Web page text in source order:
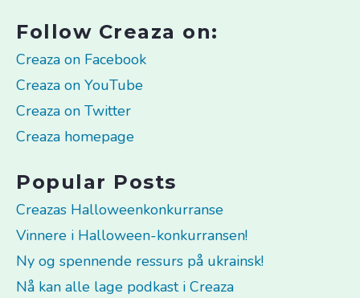
Follow Creaza on:
Creaza on Facebook
Creaza on YouTube
Creaza on Twitter
Creaza homepage
Popular Posts
Creazas Halloweenkonkurranse
Vinnere i Halloween-konkurransen!
Ny og spennende ressurs på ukrainsk!
Nå kan alle lage podkast i Creaza